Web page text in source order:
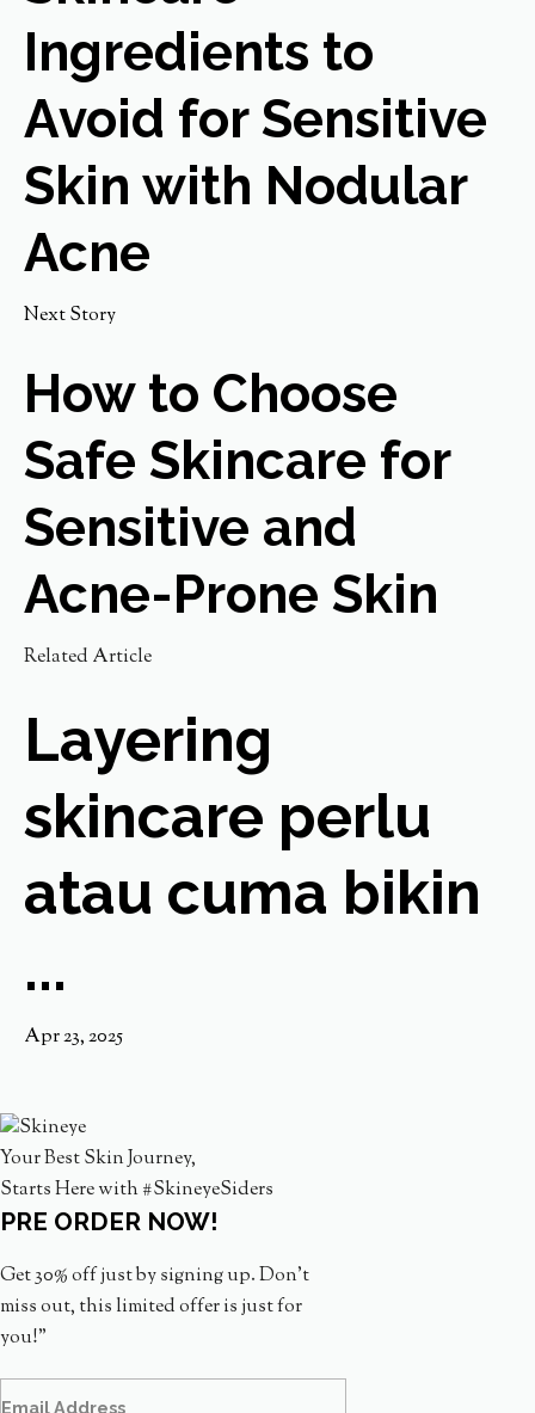
Ingredients to
Avoid for Sensitive
Skin with Nodular
Acne
Next Story
How to Choose
Safe Skincare for
Sensitive and
Acne-Prone Skin
Related Article
Layering
skincare perlu
atau cuma bikin
...
Apr 23, 2025
Your Best Skin Journey,
Starts Here with #SkineyeSiders
PRE ORDER NOW!
Get 30% off just by signing up. Don’t
miss out, this limited offer is just for
you!”